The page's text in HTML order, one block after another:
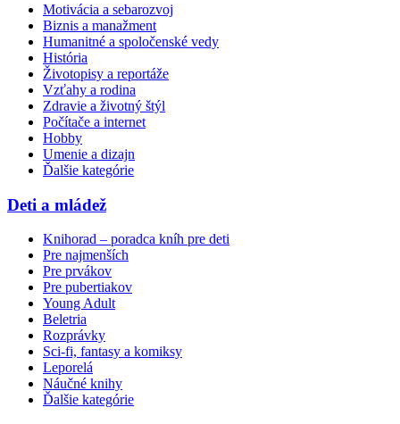
Motivácia a sebarozvoj
Biznis a manažment
Humanitné a spoločenské vedy
História
Životopisy a reportáže
Vzťahy a rodina
Zdravie a životný štýl
Počítače a internet
Hobby
Umenie a dizajn
Ďalšie kategórie
Deti a mládež
Knihorad – poradca kníh pre deti
Pre najmenších
Pre prvákov
Pre pubertiakov
Young Adult
Beletria
Rozprávky
Sci-fi, fantasy a komiksy
Leporelá
Náučné knihy
Ďalšie kategórie